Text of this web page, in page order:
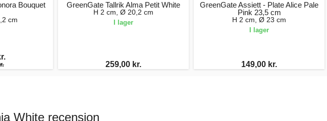
Bouquet
cm
GreenGate Tallrik Alma Petit White
H 2 cm, Ø 20,2 cm
I lager
259,00 kr.
GreenGate Assiett - Plate Alice Pale
Pink 23,5 cm
H 2 cm, Ø 23 cm
I lager
149,00 kr.
White recension